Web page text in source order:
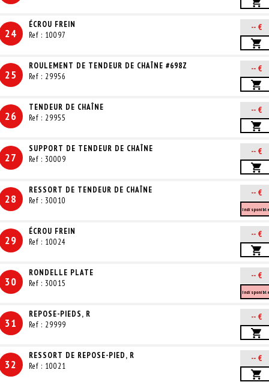
24
ÉCROU FREIN
Ref : 10097
-- €
25
ROULEMENT DE TENDEUR DE CHAÎNE #698Z
Ref : 29956
-- €
26
TENDEUR DE CHAÎNE
Ref : 29955
-- €
27
SUPPORT DE TENDEUR DE CHAÎNE
Ref : 30009
-- €
28
RESSORT DE TENDEUR DE CHAÎNE
Ref : 30010
-- €
29
ÉCROU FREIN
Ref : 10024
-- €
30
RONDELLE PLATE
Ref : 30015
-- €
31
REPOSE-PIEDS, R
Ref : 29999
-- €
32
RESSORT DE REPOSE-PIED, R
Ref : 10021
-- €